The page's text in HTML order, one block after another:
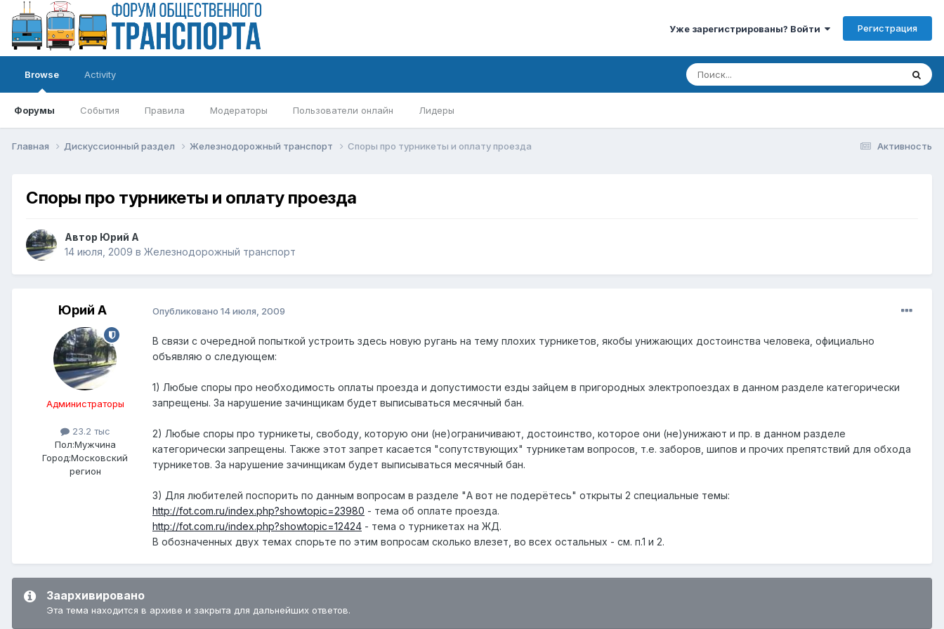
Уже зарегистрированы? Войти Регистрация
Browse
Форумы События Правила Модераторы Пользователи онлайн Лидеры
Activity
Активность
Главная Дискуссионный раздел Железнодорожный транспорт Споры про турникеты и оплату проезда
Споры про турникеты и оплату проезда
Автор Юрий А
14 июля, 2009 в Железнодорожный транспорт
Юрий А
Администраторы
23.2 тыс
Пол:Мужчина
Город:Московский
регион
Опубликовано 14 июля, 2009
В связи с очередной попыткой устроить здесь новую ругань на тему плохих турникетов, якобы унижающих достоинства человека, официально
объявляю о следующем:
1) Любые споры про необходимость оплаты проезда и допустимости езды зайцем в пригородных электропоездах в данном разделе категорически
запрещены. За нарушение зачинщикам будет выписываться месячный бан.
2) Любые споры про турникеты, свободу, которую они (не)ограничивают, достоинство, которое они (не)унижают и пр. в данном разделе
категорически запрещены. Также этот запрет касается "сопутствующих" турникетам вопросов, т.е. заборов, шипов и прочих препятствий для обхода
турникетов. За нарушение зачинщикам будет выписываться месячный бан.
3) Для любителей поспорить по данным вопросам в разделе "А вот не подерётесь" открыты 2 специальные темы:
http://fot.com.ru/index.php?showtopic=23980 - тема об оплате проезда.
http://fot.com.ru/index.php?showtopic=12424 - тема о турникетах на ЖД.
В обозначенных двух темах спорьте по этим вопросам сколько влезет, во всех остальных - см. п.1 и 2.
Заархивировано
Эта тема находится в архиве и закрыта для дальнейших ответов.